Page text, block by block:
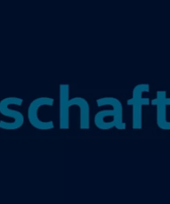
finden
verbinden
Karten und Radio